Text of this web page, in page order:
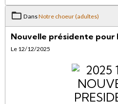
DansNotre choeur (adultes)
Nouvelle présidente pour
Le 12/12/2025